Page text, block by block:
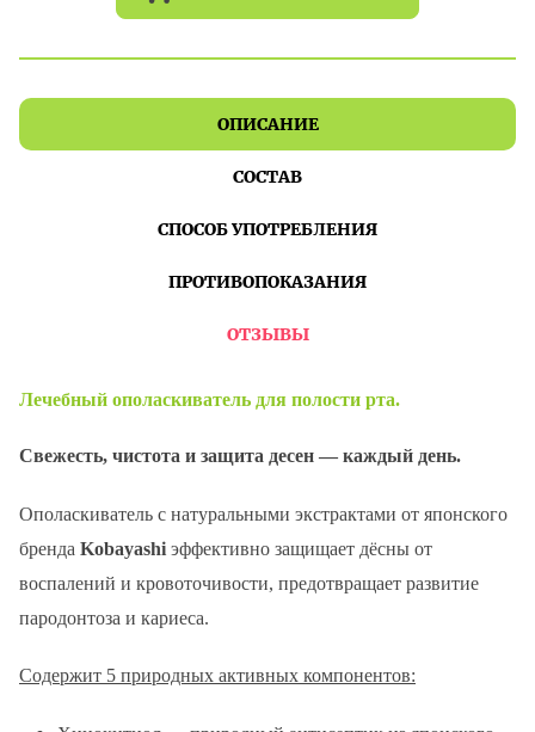
ОПИСАНИЕ
СОСТАВ
СПОСОБ УПОТРЕБЛЕНИЯ
ПРОТИВОПОКАЗАНИЯ
ОТЗЫВЫ
Лечебный ополаскиватель для полости рта.
Свежесть, чистота и защита десен — каждый день.
Ополаскиватель с натуральными экстрактами от японского
бренда Kobayashi эффективно защищает дёсны от
воспалений и кровоточивости, предотвращает развитие
пародонтоза и кариеса.
Содержит 5 природных активных компонентов: